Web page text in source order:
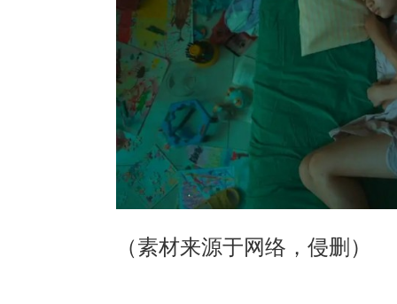
（素材来源于网络，侵删）